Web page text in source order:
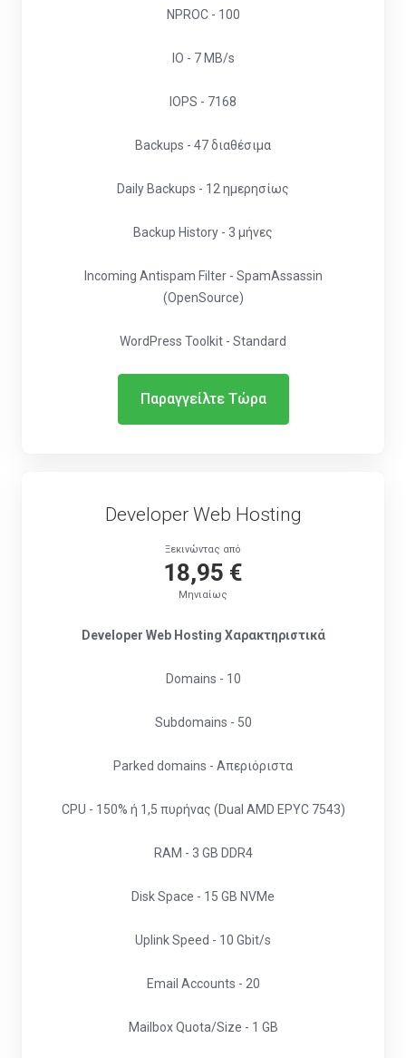
NPROC - 100
IO - 7 MB/s
IOPS - 7168
Backups - 47 διαθέσιμα
Daily Backups - 12 ημερησίως
Backup History - 3 μήνες
Incoming Antispam Filter - SpamAssassin
(OpenSource)
WordPress Toolkit - Standard
Παραγγείλτε Τώρα
Developer Web Hosting
Ξεκινώντας από
18,95 €
Μηνιαίως
Developer Web Hosting Χαρακτηριστικά
Domains - 10
Subdomains - 50
Parked domains - Απεριόριστα
CPU - 150% ή 1,5 πυρήνας (Dual AMD EPYC 7543)
RAM - 3 GB DDR4
Disk Space - 15 GB NVMe
Uplink Speed - 10 Gbit/s
Email Accounts - 20
Mailbox Quota/Size - 1 GB